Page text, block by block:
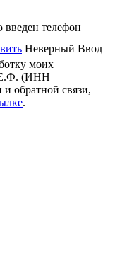
введен телефон
Неверный Ввод
моих
Е.Ф. (ИНН
и обратной связи,
.